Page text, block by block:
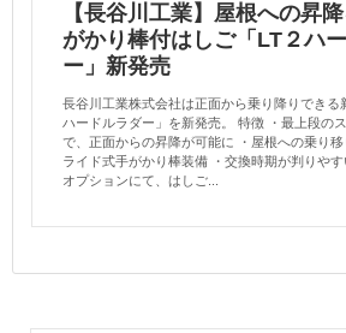
【長谷川工業】屋根への昇
がかり棒付はしご「LT２ハ
ー」新発売
長谷川工業株式会社は正面から乗り降りできる
ハードルラダー」を新発売。 特徴 ・最上段の
で、正面からの昇降が可能に ・屋根への乗り
ライド式手がかり棒装備 ・交換時期が判りやす
オプションにて、はしご...